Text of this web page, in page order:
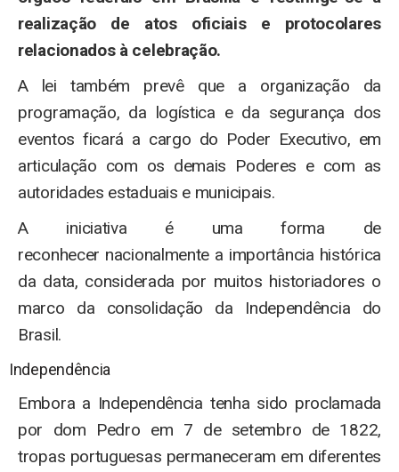
realização de atos oficiais e protocolares
relacionados à celebração.
A lei também prevê que a organização da
programação, da logística e da segurança dos
eventos ficará a cargo do Poder Executivo, em
articulação com os demais Poderes e com as
autoridades estaduais e municipais.
A iniciativa é uma forma de
reconhecer nacionalmente a importância histórica
da data, considerada por muitos historiadores o
marco da consolidação da Independência do
Brasil.
Independência
Embora a Independência tenha sido proclamada
por dom Pedro em 7 de setembro de 1822,
tropas portuguesas permaneceram em diferentes